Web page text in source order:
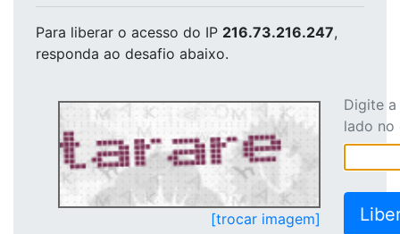
Para liberar o acesso do IP 216.73.216.247,
responda ao desafio abaixo.
[trocar imagem]
Digite
lado no